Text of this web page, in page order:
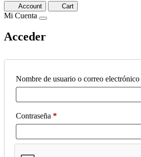
Account Cart
Mi Cuenta
Acceder
Nombre de usuario o correo electrónico
Contraseña *Obligatorio